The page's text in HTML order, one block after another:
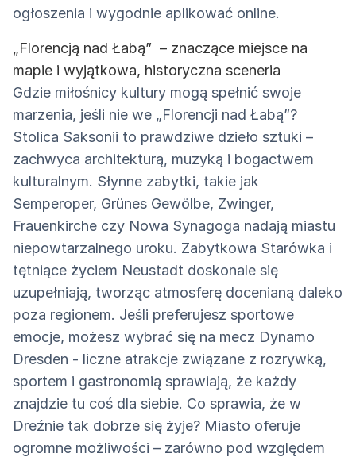
ogłoszenia i wygodnie aplikować online.
„Florencją nad Łabą” – znaczące miejsce na
mapie i wyjątkowa, historyczna sceneria
Gdzie miłośnicy kultury mogą spełnić swoje
marzenia, jeśli nie we „Florencji nad Łabą”?
Stolica Saksonii to prawdziwe dzieło sztuki –
zachwyca architekturą, muzyką i bogactwem
kulturalnym. Słynne zabytki, takie jak
Semperoper, Grünes Gewölbe, Zwinger,
Frauenkirche czy Nowa Synagoga nadają miastu
niepowtarzalnego uroku. Zabytkowa Starówka i
tętniące życiem Neustadt doskonale się
uzupełniają, tworząc atmosferę docenianą daleko
poza regionem. Jeśli preferujesz sportowe
emocje, możesz wybrać się na mecz Dynamo
Dresden - liczne atrakcje związane z rozrywką,
sportem i gastronomią sprawiają, że każdy
znajdzie tu coś dla siebie. Co sprawia, że w
Dreźnie tak dobrze się żyje? Miasto oferuje
ogromne możliwości – zarówno pod względem